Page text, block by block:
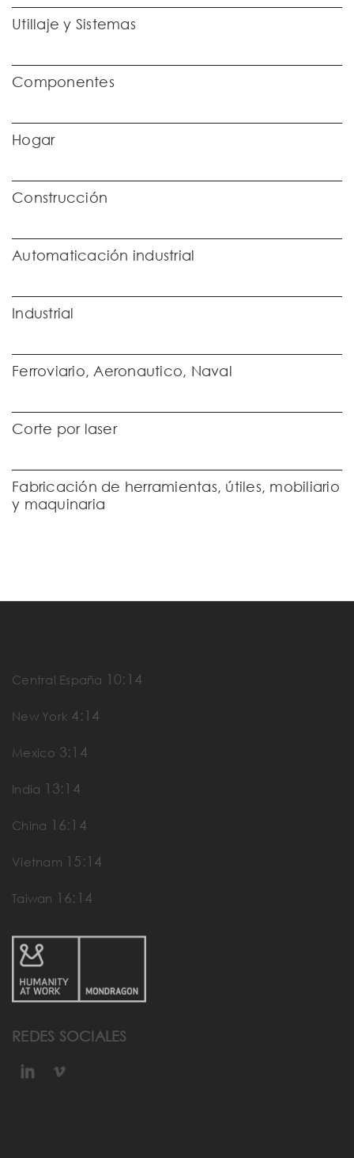
Utillaje y Sistemas
Componentes
Hogar
Construcción
Automaticación industrial
Industrial
Ferroviario, Aeronautico, Naval
Corte por laser
Fabricación de herramientas, útiles, mobiliario
y maquinaria
Central España 10:15
New York 4:15
Mexico 3:15
India 13:15
China 16:15
Vietnam 15:15
Taiwan 16:15
REDES SOCIALES